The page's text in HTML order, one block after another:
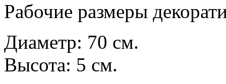
Рабочие размеры
Диаметр: 70 см.
Высота: 5 см.